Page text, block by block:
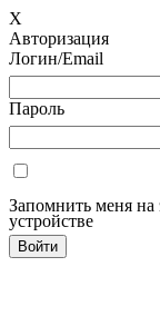
X
Авторизация
Логин/Email
Пароль
Запомнить меня
устройстве